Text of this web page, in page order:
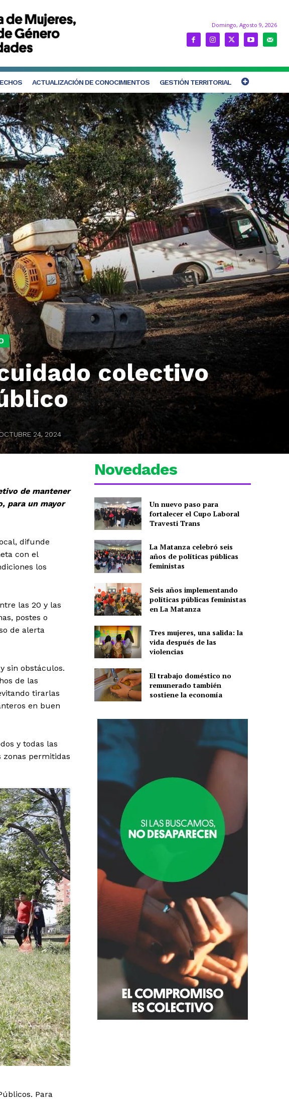
Domingo, Agosto 9, 2026
ACTUALIZACIÓN DE CONOCIMIENTOS GESTIÓN TERRITORIAL
colectivo
24, 2024
de mantener
para un mayor
difunde
con el
los
las 20 y las
postes o
de alerta
sin obstáculos.
de las
tirarlas
en buen
y todas las
zonas permitidas
Para
Novedades
Un nuevo paso para
fortalecer el Cupo Laboral
Travesti Trans
La Matanza celebró seis
años de políticas públicas
feministas
Seis años implementando
políticas públicas feministas
en La Matanza
Tres mujeres, una salida: la
vida después de las
violencias
El trabajo doméstico no
remunerado también
sostiene la economía